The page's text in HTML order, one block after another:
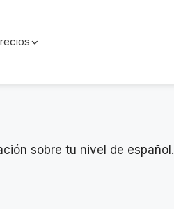
sobre tu nivel de español.